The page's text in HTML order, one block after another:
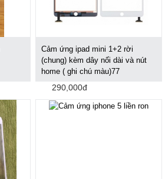
Cảm ứng ipad mini 1+2 rời
(chung) kèm dây nối dài và nút
home ( ghi chú màu)77
290,000đ